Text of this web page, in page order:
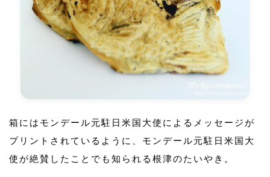
箱にはモンデール元駐日米国大使によるメッセージが
プリントされているように、モンデール元駐日米国大
使が絶賛したことでも知られる根津のたいやき。